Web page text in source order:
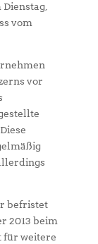
vom
vor
befristet
2013 beim
für weitere